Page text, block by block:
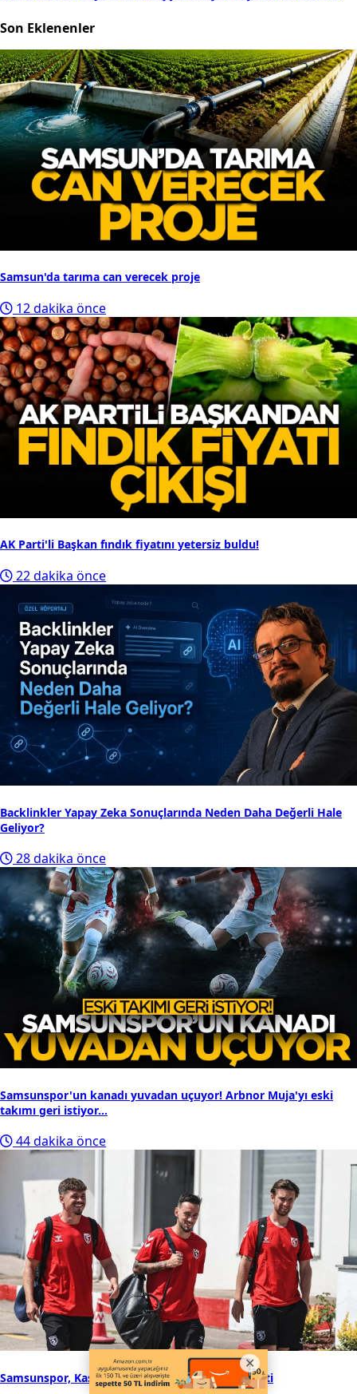
Son Eklenenler
Samsun'da tarıma can verecek proje
12 dakika önce
AK Parti'li Başkan fındık fiyatını yetersiz buldu!
22 dakika önce
Backlinkler Yapay Zeka Sonuçlarında Neden Daha Değerli Hale
Geliyor?
28 dakika önce
Samsunspor'un kanadı yuvadan uçuyor! Arbnor Muja'yı eski
takımı geri istiyor...
44 dakika önce
Samsunspor, Kasımpaşa sınavı için İstanbul’a gitti